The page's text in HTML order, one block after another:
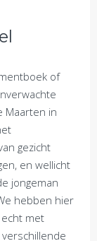
of
Maarten in
gezicht
en wellicht
jongeman
hebben hier
met